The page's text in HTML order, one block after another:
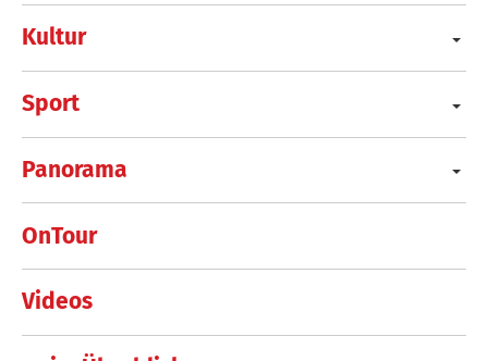
Kultur
Sport
Panorama
OnTour
Videos